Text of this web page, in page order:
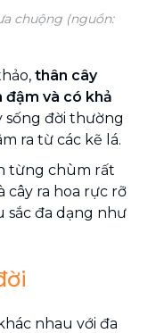
chuộng (nguồn:
thân cây
và có khả
sống đời thường
ra từ các kẽ lá.
từng chùm rất
cây ra hoa rực rỡ
sắc đa dạng như
nhau với đa